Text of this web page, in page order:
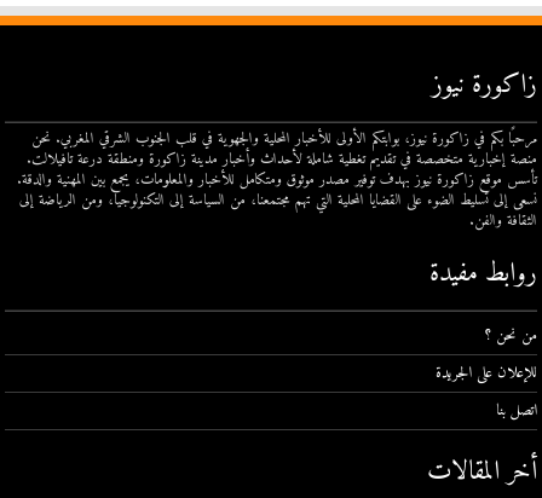
زاكورة نيوز
مرحبًا بكم في زاكورة نيوز، بوابتكم الأولى للأخبار المحلية والجهوية في قلب الجنوب الشرقي المغربي. نحن
منصة إخبارية متخصصة في تقديم تغطية شاملة لأحداث وأخبار مدينة زاكورة ومنطقة درعة تافيلالت.
تأسس موقع زاكورة نيوز بهدف توفير مصدر موثوق ومتكامل للأخبار والمعلومات، يجمع بين المهنية والدقة.
نسعى إلى تسليط الضوء على القضايا المحلية التي تهم مجتمعنا، من السياسة إلى التكنولوجيا، ومن الرياضة إلى
الثقافة والفن.
روابط مفيدة
من نحن ؟
للإعلان على الجريدة
اتصل بنا
أخر المقالات